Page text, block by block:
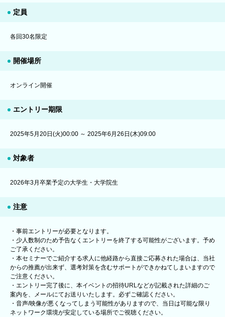
定員
各回30名限定
開催場所
オンライン開催
エントリー期限
2025年5月20日(火)00:00 ～ 2025年6月26日(木)09:00
対象者
2026年3月卒業予定の大学生・大学院生
注意
・事前エントリーが必要となります。
・少人数制のため予告なくエントリーを終了する可能性がございます。予め
ご了承ください。
・本セミナーでご紹介する求人に他経路から直接ご応募された場合は、当社
からの推薦が出来ず、選考対策を含むサポートができかねてしまいますので
ご注意ください。
・エントリー完了後に、本イベントの招待URLなどが記載された詳細のご
案内を、メールにてお送りいたします。必ずご確認ください。
・音声/映像が悪くなってしまう可能性がありますので、当日は可能な限り
ネットワーク環境が安定している場所でご視聴ください。